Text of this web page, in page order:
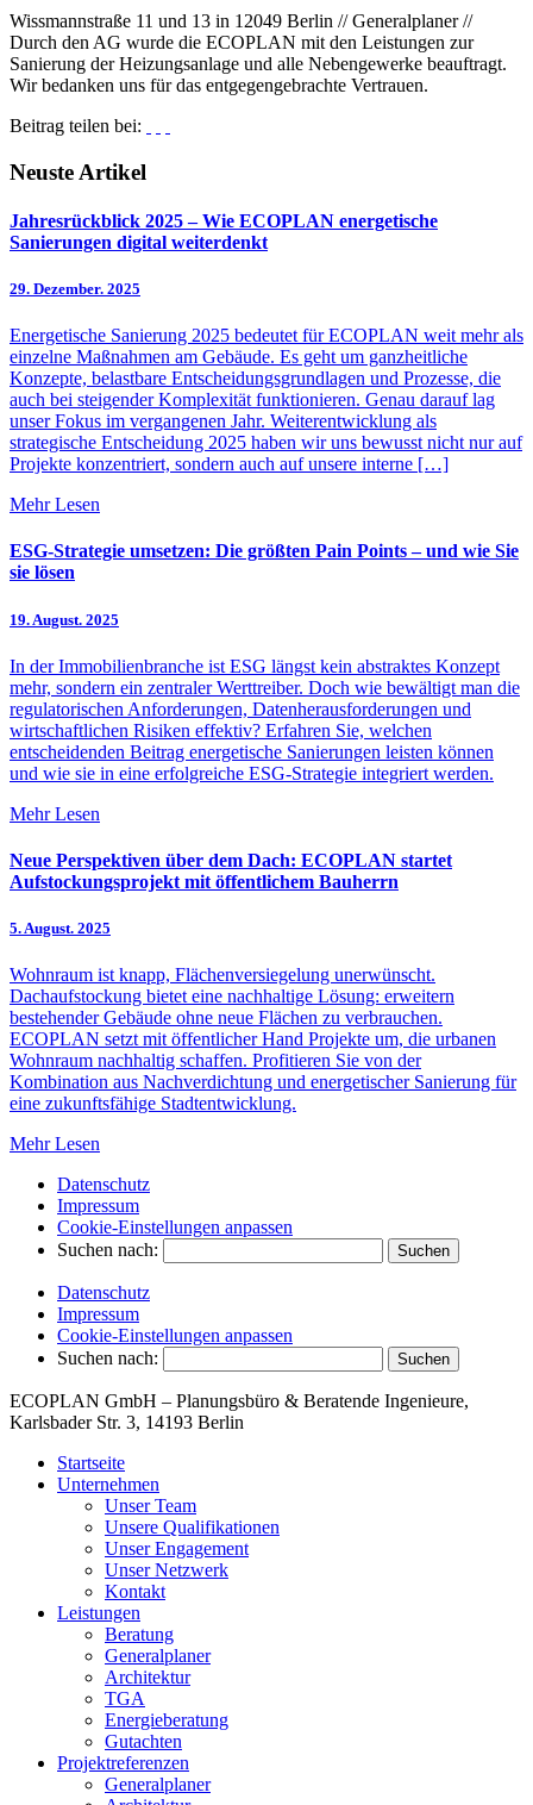
Wissmannstraße 11 und 13 in 12049 Berlin // Generalplaner //
Durch den AG wurde die ECOPLAN mit den Leistungen zur
Sanierung der Heizungsanlage und alle Nebengewerke beauftragt.
Wir bedanken uns für das entgegengebrachte Vertrauen.
Beitrag teilen bei:
Neuste Artikel
Jahresrückblick 2025 – Wie ECOPLAN energetische
Sanierungen digital weiterdenkt
29. Dezember. 2025
Energetische Sanierung 2025 bedeutet für ECOPLAN weit mehr als
einzelne Maßnahmen am Gebäude. Es geht um ganzheitliche
Konzepte, belastbare Entscheidungsgrundlagen und Prozesse, die
auch bei steigender Komplexität funktionieren. Genau darauf lag
unser Fokus im vergangenen Jahr. Weiterentwicklung als
strategische Entscheidung 2025 haben wir uns bewusst nicht nur auf
Projekte konzentriert, sondern auch auf unsere interne […]
Mehr Lesen
ESG-Strategie umsetzen: Die größten Pain Points – und wie Sie
sie lösen
19. August. 2025
In der Immobilienbranche ist ESG längst kein abstraktes Konzept
mehr, sondern ein zentraler Werttreiber. Doch wie bewältigt man die
regulatorischen Anforderungen, Datenherausforderungen und
wirtschaftlichen Risiken effektiv? Erfahren Sie, welchen
entscheidenden Beitrag energetische Sanierungen leisten können
und wie sie in eine erfolgreiche ESG-Strategie integriert werden.
Mehr Lesen
Neue Perspektiven über dem Dach: ECOPLAN startet
Aufstockungsprojekt mit öffentlichem Bauherrn
5. August. 2025
Wohnraum ist knapp, Flächenversiegelung unerwünscht.
Dachaufstockung bietet eine nachhaltige Lösung: erweitern
bestehender Gebäude ohne neue Flächen zu verbrauchen.
ECOPLAN setzt mit öffentlicher Hand Projekte um, die urbanen
Wohnraum nachhaltig schaffen. Profitieren Sie von der
Kombination aus Nachverdichtung und energetischer Sanierung für
eine zukunftsfähige Stadtentwicklung.
Mehr Lesen
Datenschutz
Impressum
Cookie-Einstellungen anpassen
Suchen nach:
Datenschutz
Impressum
Cookie-Einstellungen anpassen
Suchen nach:
ECOPLAN GmbH – Planungsbüro & Beratende Ingenieure,
Karlsbader Str. 3, 14193 Berlin
Startseite
Unternehmen
Unser Team
Unsere Qualifikationen
Unser Engagement
Unser Netzwerk
Kontakt
Leistungen
Beratung
Generalplaner
Architektur
TGA
Energieberatung
Gutachten
Projektreferenzen
Generalplaner